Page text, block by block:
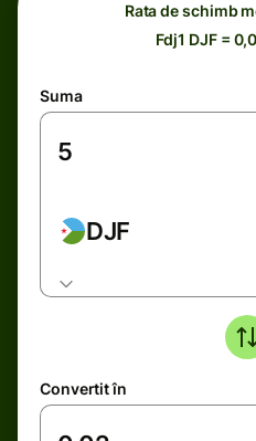
Rata de schimb
Fdj1 DJF =
Suma
DJF
Convertit în